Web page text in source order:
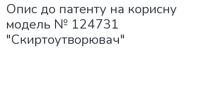
Опис до патенту на корисну
модель № 124731
"Скиртоутворювач"